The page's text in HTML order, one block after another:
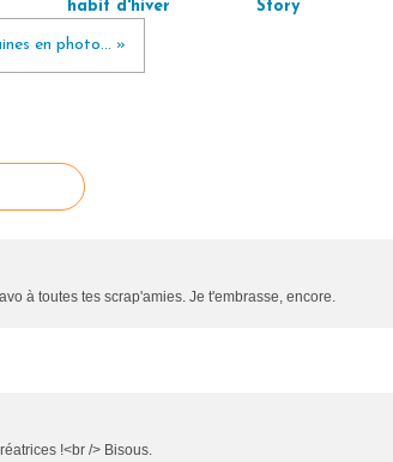
habit d'hiver
Story
en photo... »
à toutes tes scrap'amies. Je t'embrasse, encore.
!<br /> Bisous.